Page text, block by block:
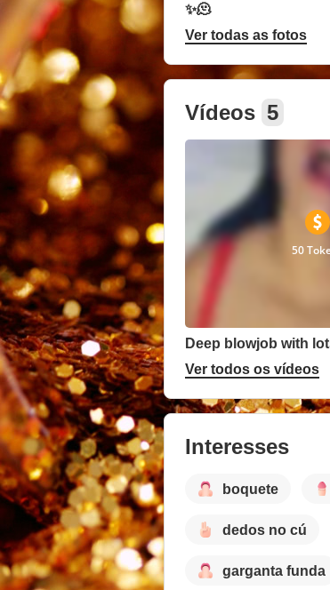
✨🫠
Ver todas as fotos
Vídeos 5
50
Deep blowjob with
Ver todos os vídeos
Interesses
boquete
dedos no cú
garganta funda